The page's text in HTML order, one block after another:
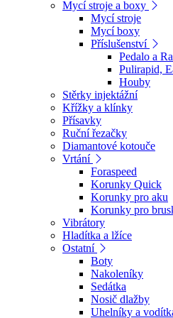
Mycí stroje a boxy
Mycí stroje
Mycí boxy
Příslušenství
Pedalo a
Pulirapid,
Houby
Stěrky injektážní
Křížky a klínky
Přísavky
Ruční řezačky
Diamantové kotouče
Vrtání
Foraspeed
Korunky Quick
Korunky pro aku
Korunky pro
Vibrátory
Hladítka a lžíce
Ostatní
Boty
Nakoleníky
Sedátka
Nosič dlažby
Uhelníky a